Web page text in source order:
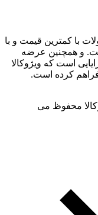
با کمترین قیمت و با
و همچنین عرضه
است که ویژوکالا
فراهم کرده است.
محفوظ می